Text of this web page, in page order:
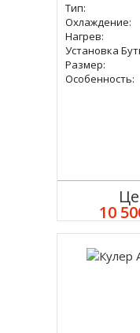
Тип:
Охлаждение:
Нагрев:
Установка
Размер:
Особенность:
10